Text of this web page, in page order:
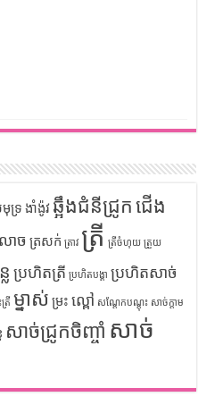
ទ្រ ងាំង៉ូវ ឆ្អឹងជំនីជ្រូក ជើង
ាច ត្រសក់ ត្រាវ ត្រី ត្រីចំហុយ ត្រួយ
ប្រហិតត្រី ប្រហិតបង្គា ប្រហិតសាច់
រី ម្នាស់ ម្រះ ល្ពៅ សណ្តែកបណ្តុះ សាច់ក្តាម
សាច់ជ្រូកចិញ្ចាំ សាច់